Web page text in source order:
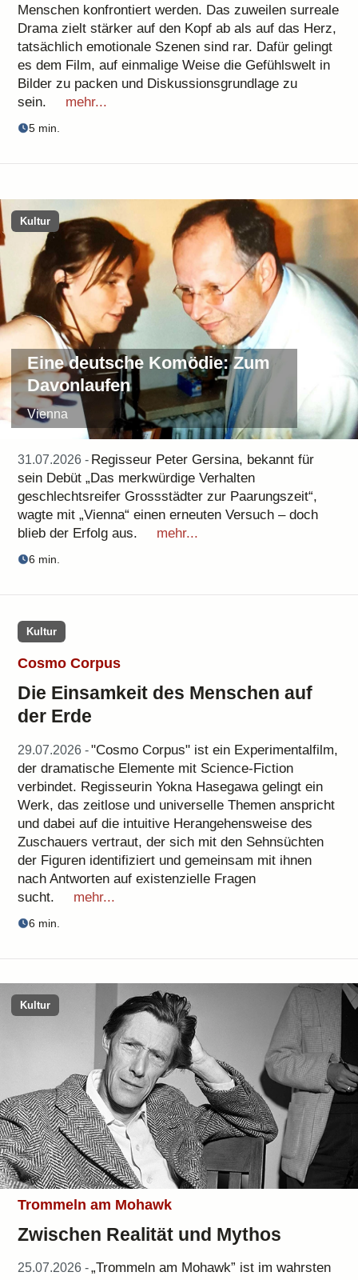
Menschen konfrontiert werden. Das zuweilen surreale
Drama zielt stärker auf den Kopf ab als auf das Herz,
tatsächlich emotionale Szenen sind rar. Dafür gelingt
es dem Film, auf einmalige Weise die Gefühlswelt in
Bilder zu packen und Diskussionsgrundlage zu
sein.
mehr...
5 min.
Kultur
Eine deutsche Komödie: Zum
Davonlaufen
Vienna
31.07.2026 - Regisseur Peter Gersina, bekannt für
sein Debüt „Das merkwürdige Verhalten
geschlechtsreifer Grossstädter zur Paarungszeit“,
wagte mit „Vienna“ einen erneuten Versuch – doch
blieb der Erfolg aus.
mehr...
6 min.
Kultur
Cosmo Corpus
Die Einsamkeit des Menschen auf
der Erde
29.07.2026 -"Cosmo Corpus" ist ein Experimentalfilm,
der dramatische Elemente mit Science-Fiction
verbindet. Regisseurin Yokna Hasegawa gelingt ein
Werk, das zeitlose und universelle Themen anspricht
und dabei auf die intuitive Herangehensweise des
Zuschauers vertraut, der sich mit den Sehnsüchten
der Figuren identifiziert und gemeinsam mit ihnen
nach Antworten auf existenzielle Fragen
sucht.
mehr...
6 min.
Kultur
Trommeln am Mohawk
Zwischen Realität und Mythos
25.07.2026 -„Trommeln am Mohawk” ist im wahrsten